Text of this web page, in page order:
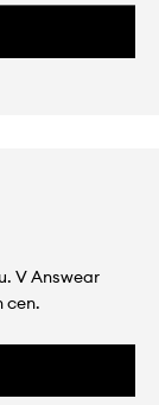
V Answear
cen.